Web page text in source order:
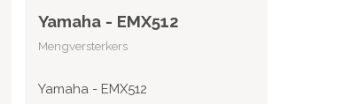
Yamaha - EMX512
Mengversterkers
Yamaha - EMX512